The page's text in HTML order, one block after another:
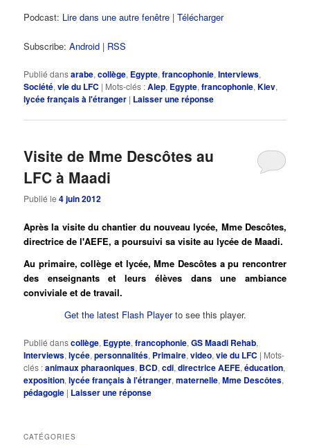
Podcast: Lire dans une autre fenêtre |Télécharger
Subscribe:Android | RSS
Publié dansarabe,collège, Egypte,francophonie,Interviews,
Société,vie du LFC | Mots-clés :Alep, Egypte,francophonie,Kiev,
lycée français à l'étranger | Laisser une réponse
Visite de Mme Descôtes au
LFC à Maadi
Publié le4 juin 2012
Après la visite du chantier du nouveau lycée, Mme Descôtes,
directrice de l'AEFE, a poursuivi sa visite au lycée de Maadi.
Au primaire, collège et lycée, Mme Descôtes a pu rencontrer
des enseignants et leurs élèves dans une ambiance
conviviale et de travail.
Get the latest Flash Playerto see this player.
Publié danscollège, Egypte,francophonie,GS Maadi Rehab,
Interviews,lycée,personnalités, Primaire,video,vie du LFC | Mots-
clés :animaux pharaoniques, BCD,cdi,directrice AEFE,éducation,
exposition,lycée français à l'étranger,maternelle,Mme Descôtes,
pédagogie | Laisser une réponse
CATÉGORIES